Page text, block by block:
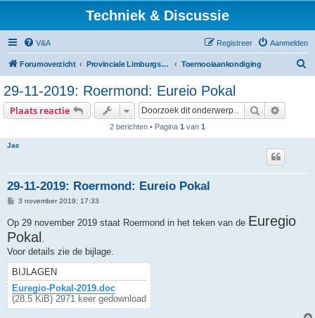
Techniek & Discussie
V&A Aanmelden
Registreer
Forumoverzicht Provinciale Limburgse Dambond Toernooiaankondiging
29-11-2019: Roermond: Eureio Pokal
Plaats reactie Zoek
2 berichten • Pagina 1 van 1
Jac
29-11-2019: Roermond: Eureio Pokal
B
i
c
h
t
3 november 2019; 17:33
Op 29 november 2019 staat Roermond in het teken van de Euregio
Pokal .
Voor details zie de bijlage.
BIJLAGEN
Euregio-Pokal-2019.doc
(28.5 KiB) 2971 keer gedownload